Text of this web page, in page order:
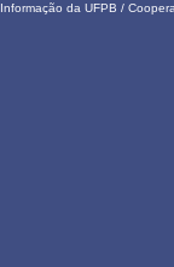
da UFPB /